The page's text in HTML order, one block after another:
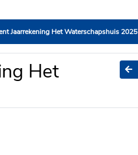
Jaarrekening Het Waterschapshuis 2025
Het